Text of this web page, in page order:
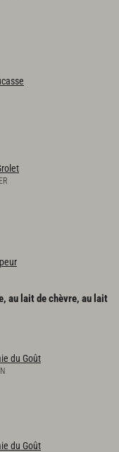
au lait de chèvre, au lait
du Goût
du Goût